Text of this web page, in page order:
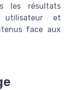
les résultats
utilisateur et
face aux